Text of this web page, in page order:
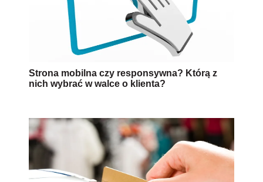
Strona mobilna czy responsywna? Którą z
nich wybrać w walce o klienta?